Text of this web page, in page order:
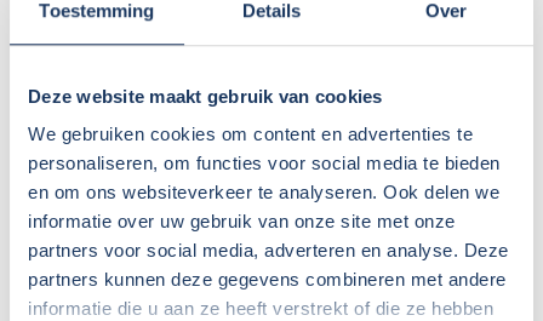
Toestemming Details Over
Deze website maakt gebruik van cookies
We gebruiken cookies om content en advertenties te
personaliseren, om functies voor social media te bieden
en om ons websiteverkeer te analyseren. Ook delen we
informatie over uw gebruik van onze site met onze
partners voor social media, adverteren en analyse. Deze
partners kunnen deze gegevens combineren met andere
informatie die u aan ze heeft verstrekt of die ze hebben
Vacature – Technisch Verbinder – VERVULD
Start van het nieuwe jaar
Feestdagensluiting 2025-2026
Vacature camperwasser – VERVULD
Vacature werkplaats – VERVULD
Ga mee naar de Sunlight/Capron fabriek in
Neustadt!